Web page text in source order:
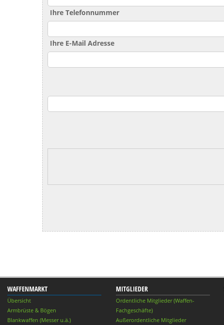
Ihre Telefonnummer
Ihre E-Mail Adresse
WAFFENMARKT
Übersicht
Armbrüste & Bögen
Blankwaffen (Messer u.ä.)
MITGLIEDER
Ordentliche Mitglieder (Waffen-
Fachgeschäfte)
Außerordentliche Mitglieder